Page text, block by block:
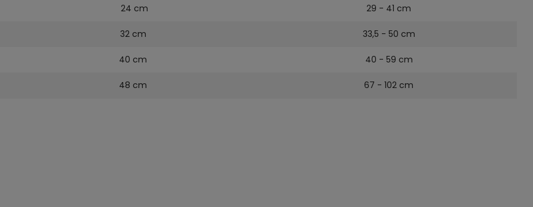
24 cm 29 - 41 cm
32 cm 33,5 - 50 cm
40 cm 40 - 59 cm
48 cm 67 - 102 cm